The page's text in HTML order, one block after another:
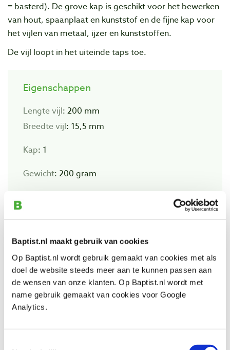
Baptist.nl maakt gebruik van cookies
Op Baptist.nl wordt gebruik gemaakt van cookies met als
doel de website steeds meer aan te kunnen passen aan
de wensen van onze klanten. Op Baptist.nl wordt met
name gebruik gemaakt van cookies voor Google
Analytics.
= basterd). De grove kap is geschikt voor het bewerken
van hout, spaanplaat en kunststof en de fijne kap voor
het vijlen van metaal, ijzer en kunststoffen.
De vijl loopt in het uiteinde taps toe.
Eigenschappen
Lengte vijl: 200 mm
Breedte vijl: 15,5 mm
Kap: 1
Gewicht: 200 gram
Vijlenborstel 220 x 40 mm
Artikelnummer: 3611521
€ 5,65 incl. btw